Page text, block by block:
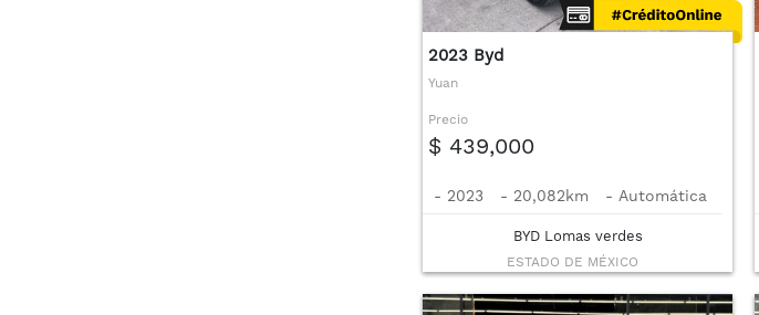
2023 Byd
Yuan
Precio
$ 439,000
- 2023 - 20,082km - Automática
BYD Lomas verdes
ESTADO DE MÉXICO